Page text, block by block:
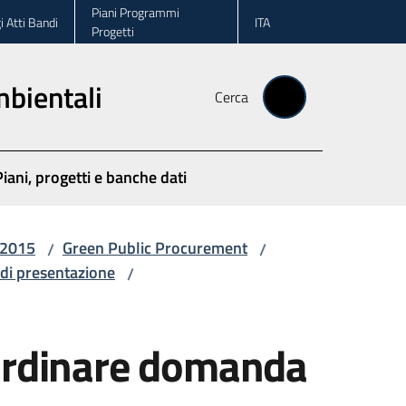
Atti Bandi
Piani Programmi
Progetti
ITA
Cerca
progetti e banche dati
/ Green Public Procurement /
presentazione /
domanda